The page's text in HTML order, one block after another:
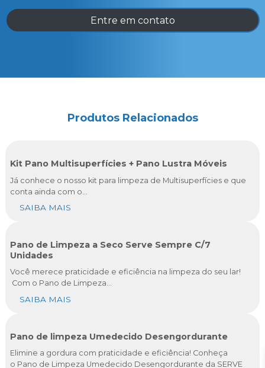
Entre em contato
Produtos Relacionados
Kit Pano Multisuperfícies + Pano Lustra Móveis
Já conhece o nosso kit para limpeza de Multisuperfícies e que
conta ainda com o...
SAIBA MAIS
Pano de Limpeza a Seco Serve Sempre C/7
Unidades
Você merece praticidade e eficiência na limpeza do seu lar!
Com o Pano de Limpeza...
SAIBA MAIS
Pano de limpeza Umedecido Desengordurante
Elimine a gordura com praticidade e eficiência! Conheça
o Pano de Limpeza Umedecido Desengordurante da SERVE